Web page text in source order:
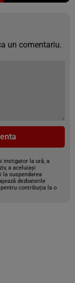
un comentariu.
instigator la ură, a
a aceluiași
la suspendarea
dezbaterile
contribuția la o